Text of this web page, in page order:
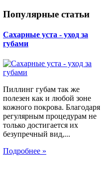
Популярные статьи
Сахарные уста - уход за
губами
Пиллинг губам так же
полезен как и любой зоне
кожного покрова. Благодаря
регулярным процедурам не
только достигается их
безупречный вид,...
Подробнее »